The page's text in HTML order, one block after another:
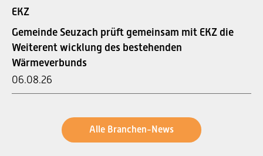
EKZ
Gemeinde Seuzach prüft gemeinsam mit EKZ die
Weiterent wicklung des bestehenden
Wärmeverbunds
06.08.26
Alle Branchen-News